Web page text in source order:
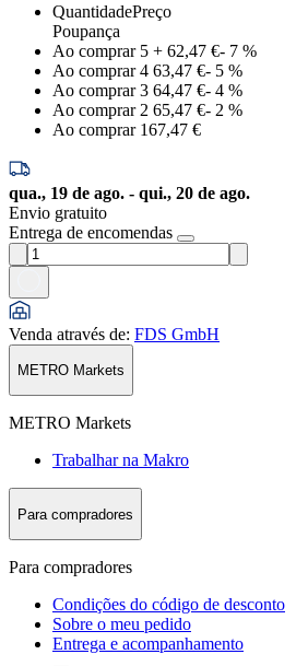
QuantidadePreço
Poupança
Ao comprar 5 + 62,47 €- 7 %
Ao comprar 4 63,47 €- 5 %
Ao comprar 3 64,47 €- 4 %
Ao comprar 2 65,47 €- 2 %
Ao comprar 167,47 €
qua., 19 de ago. - qui., 20 de ago.
Envio gratuito
Entrega de encomendas
Venda através de: FDS GmbH
METRO Markets
METRO Markets
Trabalhar na Makro
Para compradores
Para compradores
Condições do código de desconto
Sobre o meu pedido
Entrega e acompanhamento